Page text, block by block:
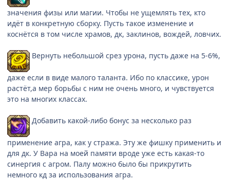
значения физы или магии. Чтобы не ущемлять тех, кто
идёт в конкретную сборку. Пусть такое изменение и
коснётся в том числе храмов, дк, заклинов, вождей, ловчих.
Вернуть небольшой срез урона, пусть даже на 5-6%,
даже если в виде малого таланта. Ибо по классике, урон
растёт,а мер борьбы с ним не очень много, и чувствуется
это на многих классах.
Добавить какой-либо бонус за несколько раз
применение агра, как у стража. Эту же фишку применить и
для дк. У Вара на моей памяти вроде уже есть какая-то
синергия с агром. Палу можно было бы прикрутить
немного кд за использования агра.